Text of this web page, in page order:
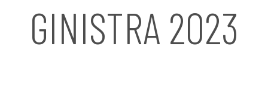
GINISTRA 2023